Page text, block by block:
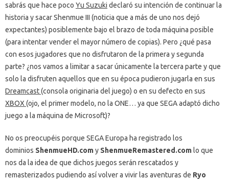
sabrás que hace poco Yu Suzuki declaró su intención de continuar la
historia y sacar Shenmue III (noticia que a más de uno nos dejó
expectantes) posiblemente bajo el brazo de toda máquina posible
(para intentar vender el mayor número de copias). Pero ¿qué pasa
con esos jugadores que no disfrutaron de la primera y segunda
parte? ¿nos vamos a limitar a sacar únicamente la tercera parte y que
solo la disfruten aquellos que en su época pudieron jugarla en sus
Dreamcast(consola originaria del juego) o en su defecto en sus
XBOX (ojo, el primer modelo, no la ONE… ya que SEGA adaptó dicho
juego a la máquina de Microsoft)?
No os preocupéis porque SEGA Europa ha registrado los
dominios ShenmueHD.comy ShenmueRemastered.com lo que
nos da la idea de que dichos juegos serán rescatados y
remasterizados pudiendo así volver a vivir las aventuras de Ryo